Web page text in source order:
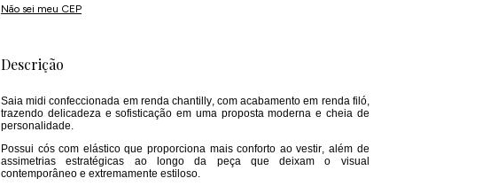
Não sei meu CEP
Descrição
Saia midi confeccionada em renda chantilly, com acabamento em renda filó,
trazendo delicadeza e sofisticação em uma proposta moderna e cheia de
personalidade.
Possui cós com elástico que proporciona mais conforto ao vestir, além de
assimetrias estratégicas ao longo da peça que deixam o visual
contemporâneo e extremamente estiloso.